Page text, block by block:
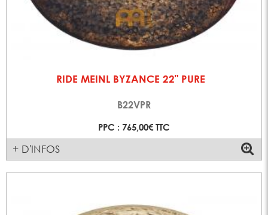
RIDE MEINL BYZANCE 22" PURE
B22VPR
PPC : 765,00€ TTC
+ D'INFOS